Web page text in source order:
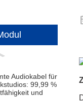
Audiokabel für
99,99 %
und